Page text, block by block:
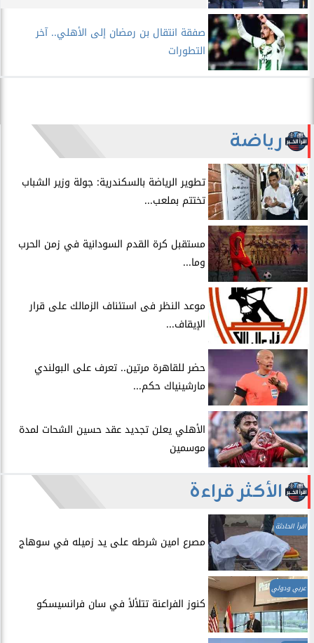
صفقة انتقال بن رمضان إلى الأهلي.. آخر
التطورات
رياضة
​تطوير الرياضة بالسكندرية: جولة وزير الشباب
تختتم بملعب...
مستقبل كرة القدم السودانية في زمن الحرب
وما...
موعد النظر فى استئناف الزمالك على قرار
الإيقاف...
حضر للقاهرة مرتين.. تعرف على البولندي
مارشينياك حكم...
الأهلي يعلن تجديد عقد حسين الشحات لمدة
موسمين
الأكثر قراءة
اقرأ الحادثة
مصرع امين شرطه على يد زميله في سوهاج
عربي ودولي
​كنوز الفراعنة تتلألأ في سان فرانسيسكو